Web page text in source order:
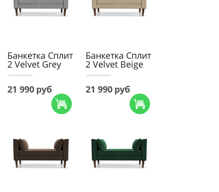
Банкетка Сплит
2 Velvet Grey
21 990 руб
Банкетка Сплит
2 Velvet Beige
21 990 руб